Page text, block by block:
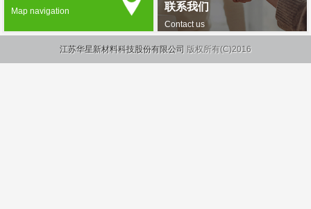
联系我们
Contact us
Map navigation
江苏华星新材料科技股份有限公司 版权所有(C)2016